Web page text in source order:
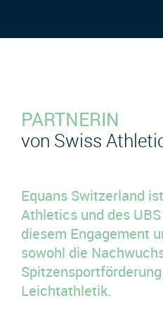
PARTNERIN
von Swiss
Equans Switzerland
Athletics und des
diesem Engagement
sowohl die
Leichtathletik.